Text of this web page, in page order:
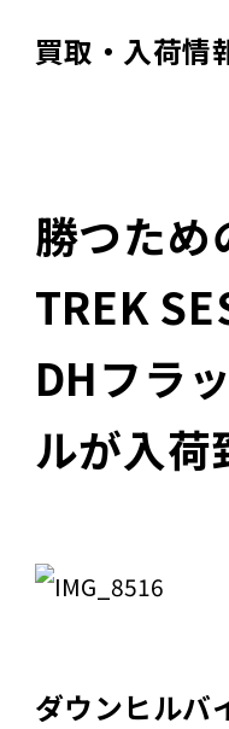
買取・入荷情
勝つため
TREK
DHフラ
ルが入荷
ダウンヒルバ